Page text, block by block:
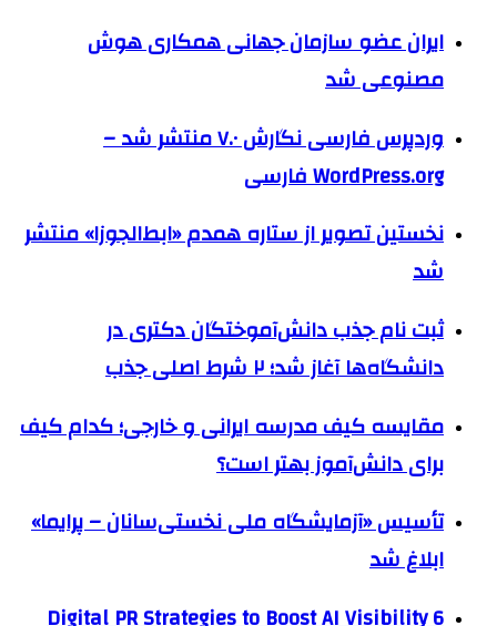
ایران عضو سازمان جهانی همکاری هوش
مصنوعی شد
وردپرس فارسی نگارش ۷.۰ منتشر شد –
WordPress.org فارسی
نخستین تصویر از ستاره همدم «ابط‌الجوزا» منتشر
شد
ثبت نام جذب دانش‌آموختگان دکتری در
دانشگاه‌ها آغاز شد؛ ۲ شرط اصلی جذب
مقایسه کیف مدرسه ایرانی و خارجی؛ کدام کیف
برای دانش‌آموز بهتر است؟
تأسیس «آزمایشگاه ملی نخستی‌سانان – پرایما»
ابلاغ شد
6 Digital PR Strategies to Boost AI Visibility